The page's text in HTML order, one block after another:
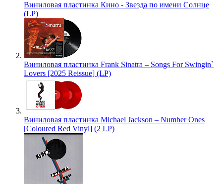
Виниловая пластинка Кино - Звезда по имени Солнце
(LP)
Виниловая пластинка Frank Sinatra – Songs For Swingin`
Lovers [2025 Reissue] (LP)
Виниловая пластинка Michael Jackson – Number Ones
[Coloured Red Vinyl] (2 LP)